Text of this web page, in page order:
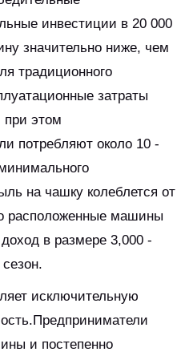
инвестиции в 20 000
значительно ниже, чем
традиционного
затраты
при этом
потребляют около 10 -
на чашку колеблется от
расположенные машины
в размере 3,000 -
исключительную
и постепенно